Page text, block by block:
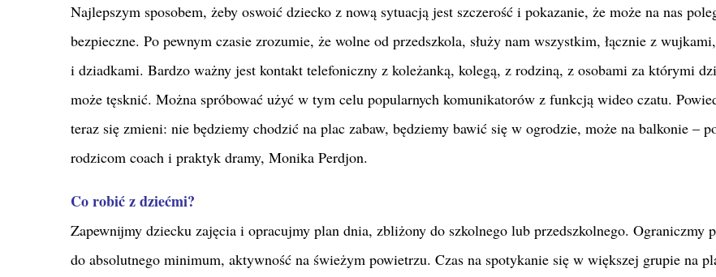
Najlepszym sposobem, żeby oswoić dziecko z nową sytuacją jest szczerość i pokazanie, że może na nas
bezpieczne. Po pewnym czasie zrozumie, że wolne od przedszkola, służy nam wszystkim, łącznie z
i dziadkami. Bardzo ważny jest kontakt telefoniczny z koleżanką, kolegą, z rodziną, z osobami za którymi
może tęsknić. Można spróbować użyć w tym celu popularnych komunikatorów z funkcją wideo czatu.
teraz się zmieni: nie będziemy chodzić na plac zabaw, będziemy bawić się w ogrodzie, może na balkonie –
rodzicom coach i praktyk dramy, Monika Perdjon.
Co robić z dziećmi?
Zapewnijmy dziecku zajęcia i opracujmy plan dnia, zbliżony do szkolnego lub przedszkolnego. Ograniczmy
do absolutnego minimum, aktywność na świeżym powietrzu. Czas na spotykanie się w większej grupie na